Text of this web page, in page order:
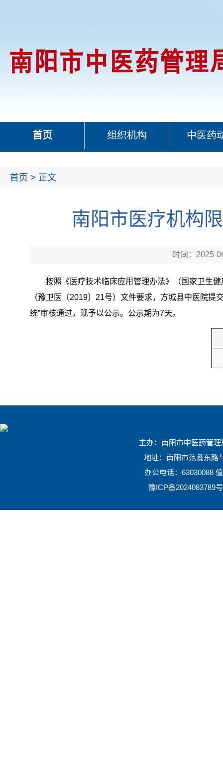
首页 组织机构 中医药
首页 > 正文
南阳市医疗机构
时间：2025-
按照《医疗技术临床应用管理办法》（国家卫生
（豫卫医〔2019〕21号）文件要求，方城县中医院
统”审核通过，现予以公示。公示期为7天。
主办：南阳市中医药管
地址：南阳市范蠡东路
办公电话：63030088
豫ICP备2024083789